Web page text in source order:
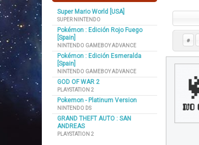
Super Mario World [USA]
SUPER NINTENDO
Pokémon : Edición Rojo Fuego
[Spain]
NINTENDO GAMEBOY ADVANCE
Pokémon : Edición Esmeralda
[Spain]
NINTENDO GAMEBOY ADVANCE
GOD OF WAR 2
PLAYSTATION 2
Pokemon - Platinum Version
NINTENDO DS
GRAND THEFT AUTO : SAN
ANDREAS
PLAYSTATION 2
#